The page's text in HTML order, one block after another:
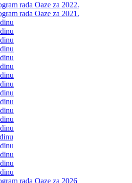
rada Oaze za 2022.
rada Oaze za 2021.
rada Oaze za 2026